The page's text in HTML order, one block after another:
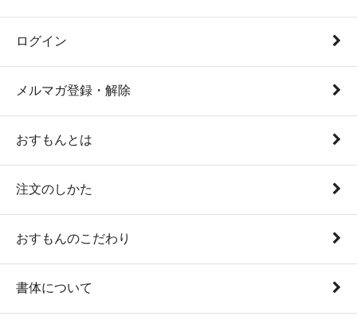
ログイン
メルマガ登録・解除
おすもんとは
注文のしかた
おすもんのこだわり
書体について